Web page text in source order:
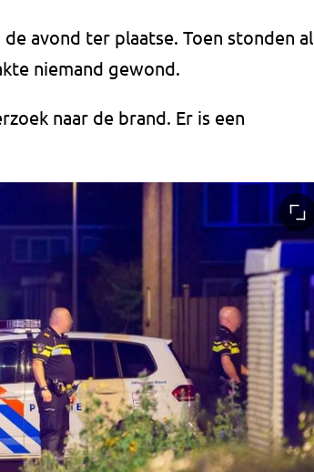
avond ter plaatse. Toen stonden al
niemand gewond.
naar de brand. Er is een